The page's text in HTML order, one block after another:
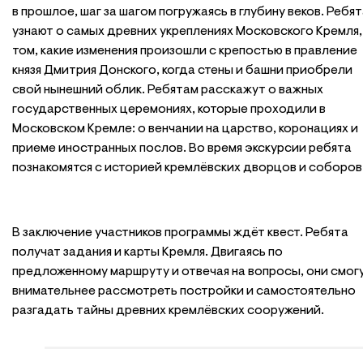
в прошлое, шаг за шагом погружаясь в глубину веков.
узнают о самых древних укреплениях Московского
том, какие изменения произошли с крепостью в правление
князя Дмитрия Донского, когда стены и башни приобрели
свой нынешний облик. Ребятам расскажут о важных
государственных церемониях, которые проходили в
Московском Кремле: о венчании на царство, коронациях и
приеме иностранных послов. Во время экскурсии ребята
познакомятся с историей кремлёвских дворцов и
В заключение участников программы ждёт квест. Ребята
получат задания и карты Кремля. Двигаясь по
предложенному маршруту и отвечая на вопросы, они
внимательнее рассмотреть постройки и самостоятельно
разгадать тайны древних кремлёвских сооружений.